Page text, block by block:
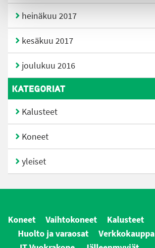
heinäkuu 2017
kesäkuu 2017
joulukuu 2016
KATEGORIAT
Kalusteet
Koneet
yleiset
Koneet Vaihtokoneet
Kalusteet
Huolto ja varaosat
Verkkokauppa